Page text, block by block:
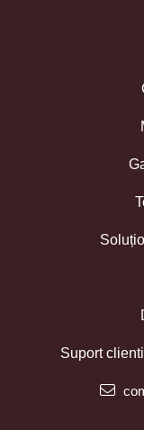
Suport clienti